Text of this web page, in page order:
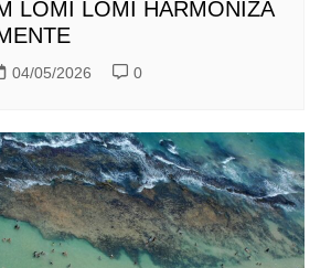
LOMI LOMI HARMONIZA
04/05/2026 0